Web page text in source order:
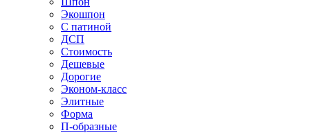
Экошпон
С патиной
ДСП
Стоимость
Дешевые
Дорогие
Эконом-класс
Элитные
Форма
П-образные